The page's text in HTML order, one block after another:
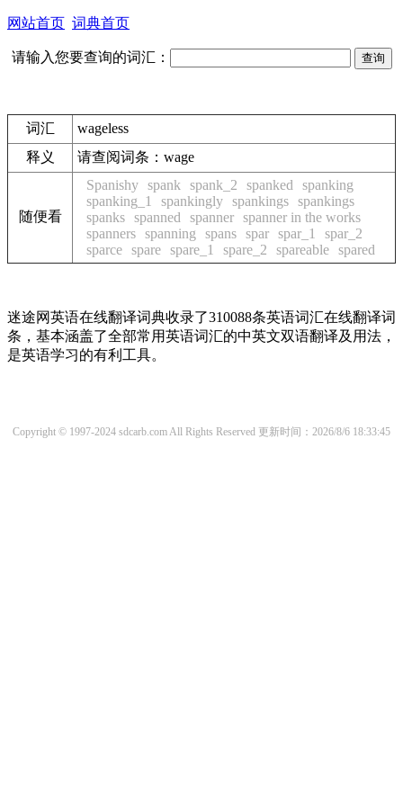
网站首页 词典首页
请输入您要查询的词汇：
词汇
wageless
释义
请查阅词条： wage
随便看
Spanishy spank spank_2 spanked
spanking
spanking_1
spankingly spankings spankings
spanks spanned spanner spanner in the works
spanners spanning spans spar spar_1
spar_2
sparce spare spare_1 spare_2 spareable spared
迷途网英语在线翻译词典收录了310088条英语词汇在线翻译词
条，基本涵盖了全部常用英语词汇的中英文双语翻译及用法，
是英语学习的有利工具。
Copyright © 1997-2024 sdcarb.com All Rights Reserved 更新时间：2026/8/6 18:33:45